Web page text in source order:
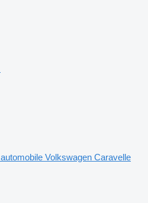
automobile Volkswagen Caravelle